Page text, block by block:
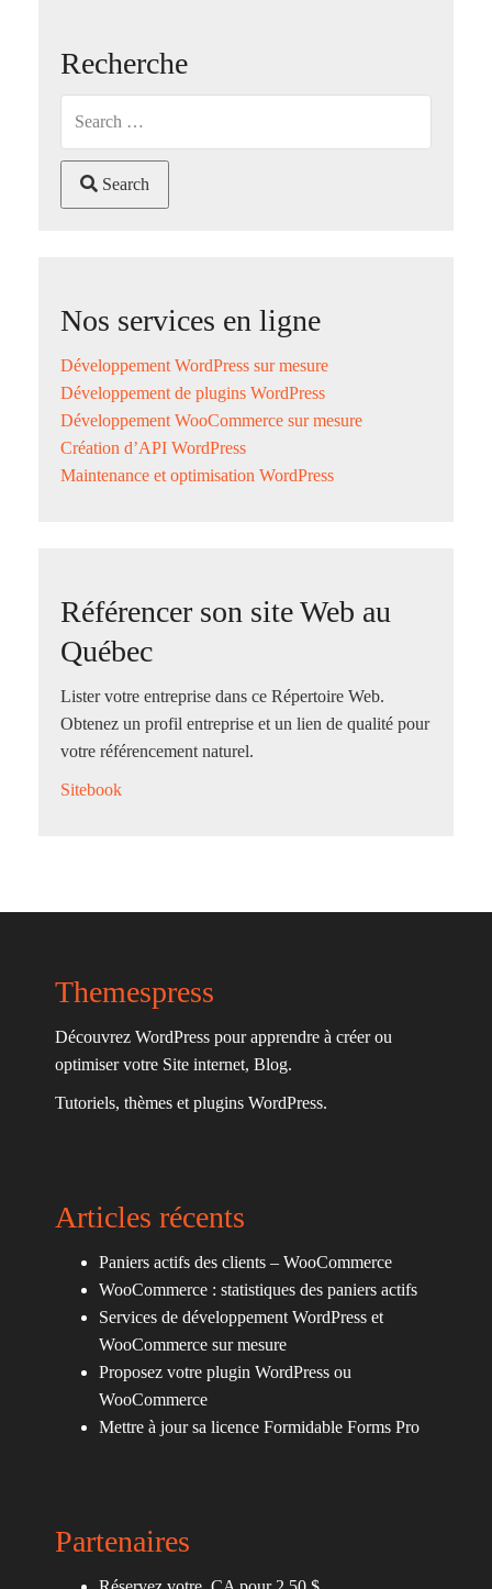
Recherche
Search
Nos services en ligne
Développement WordPress sur mesure
Développement de plugins WordPress
Développement WooCommerce sur mesure
Création d’API WordPress
Maintenance et optimisation WordPress
Référencer son site Web au
Québec
Lister votre entreprise dans ce Répertoire Web.
Obtenez un profil entreprise et un lien de qualité pour
votre référencement naturel.
Sitebook
Themespress
Découvrez WordPress pour apprendre à créer ou
optimiser votre Site internet, Blog.
Tutoriels, thèmes et plugins WordPress.
Articles récents
Paniers actifs des clients – WooCommerce
WooCommerce : statistiques des paniers actifs
Services de développement WordPress et
WooCommerce sur mesure
Proposez votre plugin WordPress ou
WooCommerce
Mettre à jour sa licence Formidable Forms Pro
Partenaires